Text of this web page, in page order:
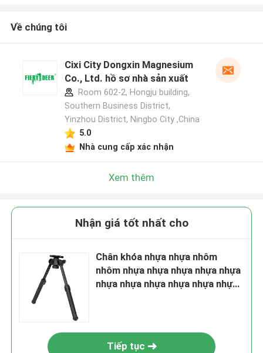
Về chúng tôi
Cixi City Dongxin Magnesium
Co., Ltd. hồ sơ nhà sản xuất
Room 602-2, Hongju building,
Southern Business District,
Yinzhou District, Ningbo City ,China
5.0
Nhà cung cấp xác nhận
Xem thêm
Nhận giá tốt nhất cho
Chân khóa nhựa nhựa nhôm
nhôm nhựa nhựa nhựa nhựa nhựa
nhựa nhựa nhựa nhựa nhựa nhựa
Tiếp tục